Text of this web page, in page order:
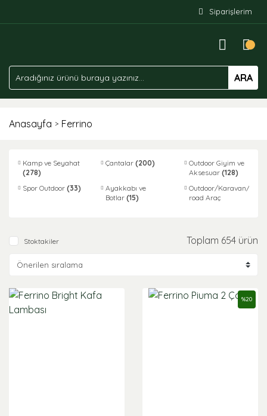
Siparişlerim
ARA
Anasayfa Ferrino
Kamp ve Seyahat
(278)
Çantalar(200)
Outdoor Giyim ve
Aksesuar (128)
Spor Outdoor (33)
Ayakkabı ve
Botlar(15)
Outdoor/Karavan/Off-
road Araç
Stoktakiler Toplam 654 ürün
%20